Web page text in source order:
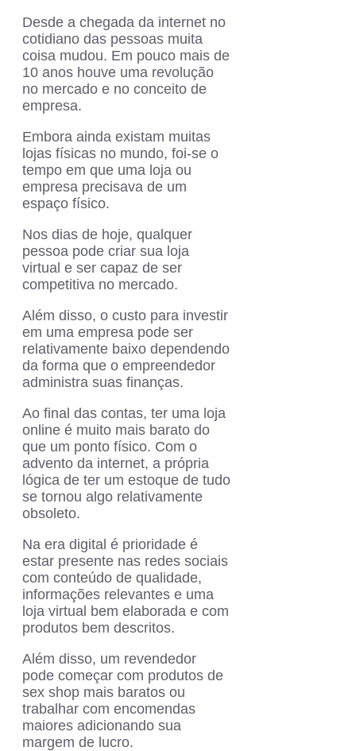
Desde a chegada da internet no
cotidiano das pessoas muita
coisa mudou. Em pouco mais de
10 anos houve uma revolução
no mercado e no conceito de
empresa.
Embora ainda existam muitas
lojas físicas no mundo, foi-se o
tempo em que uma loja ou
empresa precisava de um
espaço físico.
Nos dias de hoje, qualquer
pessoa pode criar sua loja
virtual e ser capaz de ser
competitiva no mercado.
Além disso, o custo para investir
em uma empresa pode ser
relativamente baixo dependendo
da forma que o empreendedor
administra suas finanças.
Ao final das contas, ter uma loja
online é muito mais barato do
que um ponto físico. Com o
advento da internet, a própria
lógica de ter um estoque de tudo
se tornou algo relativamente
obsoleto.
Na era digital é prioridade é
estar presente nas redes sociais
com conteúdo de qualidade,
informações relevantes e uma
loja virtual bem elaborada e com
produtos bem descritos.
Além disso, um revendedor
pode começar com produtos de
sex shop mais baratos ou
trabalhar com encomendas
maiores adicionando sua
margem de lucro.